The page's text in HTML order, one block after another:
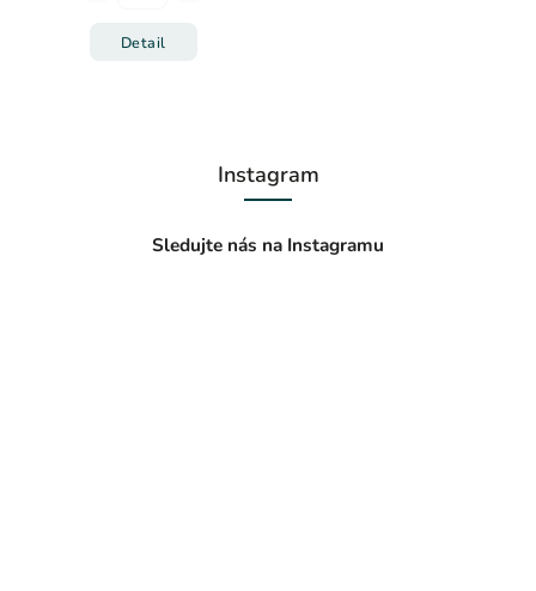
Detail
Instagram
Sledujte nás na Instagramu